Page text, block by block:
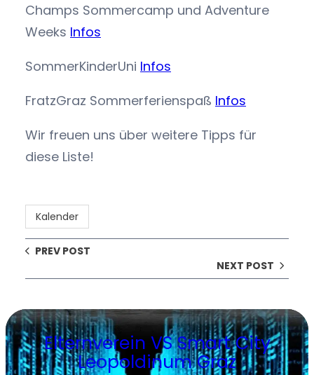
Champs Sommercamp und Adventure
Weeks Infos
SommerKinderUni Infos
FratzGraz Sommerferienspaß Infos
Wir freuen uns über weitere Tipps für
diese Liste!
Kalender
PREV POST
NEXT POST
Elternverein VS Smart City
Leopoldinum Graz